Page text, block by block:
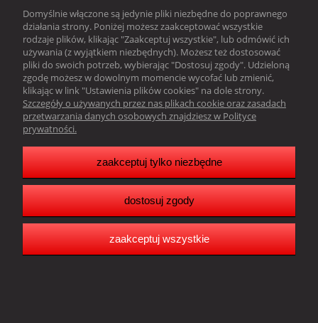
Obsługa klienta
Pomoc
Moje konto
Resonado Janusz Głowacki |
woj. śląskie |tel.:502242256| email:biuro@resonado.pl
Copyright Resonado 2025
pokaż pełną wersję strony
Sklep internetowy Shoper.pl
Domyślnie włączone są jedynie pliki niezbędne do poprawnego
działania strony. Poniżej możesz zaakceptować wszystkie
rodzaje plików, klikając "Zaakceptuj wszystkie", lub odmówić ich
używania (z wyjątkiem niezbędnych). Możesz też dostosować
pliki do swoich potrzeb, wybierając "Dostosuj zgody". Udzieloną
zgodę możesz w dowolnym momencie wycofać lub zmienić,
klikając w link "Ustawienia plików cookies" na dole strony.
Szczegóły o używanych przez nas plikach cookie oraz zasadach
przetwarzania danych osobowych znajdziesz w Polityce
prywatności.
zaakceptuj tylko niezbędne
dostosuj zgody
zaakceptuj wszystkie